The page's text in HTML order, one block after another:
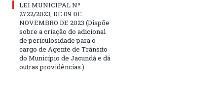
LEI MUNICIPAL Nº
2722/2023, DE 09 DE
NOVEMBRO DE 2023 (Dispõe
sobre a criação do adicional
de periculosidade para o
cargo de Agente de Trânsito
do Município de Jacundá e dá
outras providências.)